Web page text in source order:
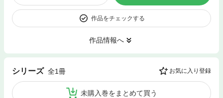
作品をチェックする
作品情報へ
シリーズ 全1冊 お気に入り登録
未購入巻をまとめて買う